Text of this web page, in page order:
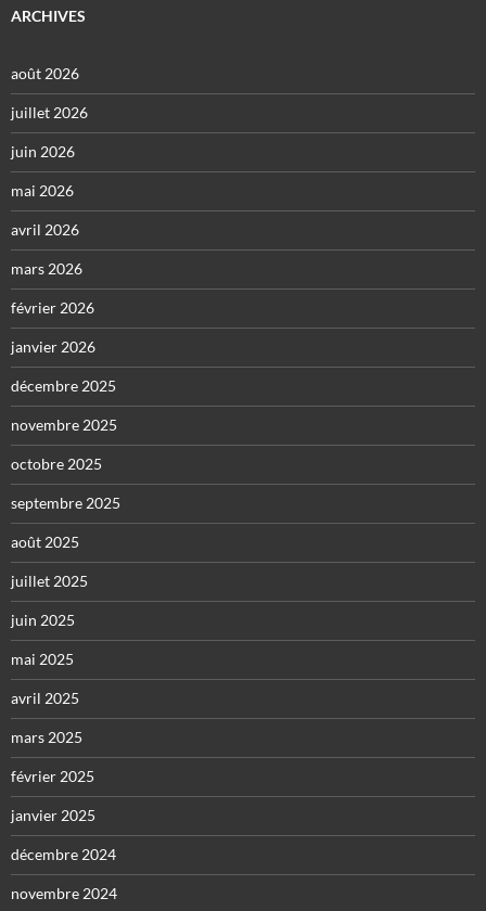
ARCHIVES
août 2026
juillet 2026
juin 2026
mai 2026
avril 2026
mars 2026
février 2026
janvier 2026
décembre 2025
novembre 2025
octobre 2025
septembre 2025
août 2025
juillet 2025
juin 2025
mai 2025
avril 2025
mars 2025
février 2025
janvier 2025
décembre 2024
novembre 2024